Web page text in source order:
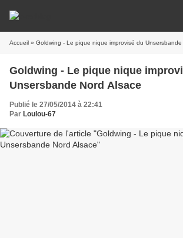
Accueil » Goldwing - Le pique nique improvisé du Unsersbande
Goldwing - Le pique nique
Unsersbande Nord Alsace
Publié le 27/05/2014 à 22:41
Par Loulou-67